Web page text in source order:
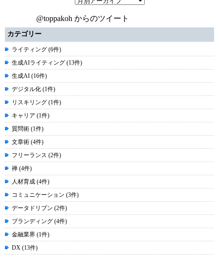
@toppakoh からのツイート
カテゴリー
ライティング (6件)
生成AIライティング (13件)
生成AI (16件)
デジタル化 (1件)
リスキリング (1件)
キャリア (1件)
質問術 (1件)
文章術 (4件)
フリーランス (2件)
禅 (4件)
人材育成 (4件)
コミュニケーション (3件)
データドリブン (2件)
ブランディング (4件)
金融業界 (1件)
DX (13件)